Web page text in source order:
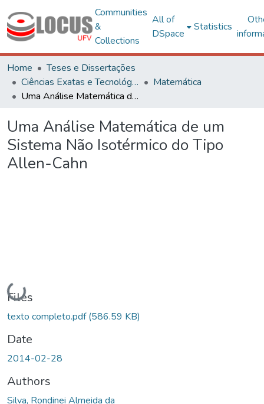
Communities
&
Collections
All of
DSpace
Statistics
Home
Teses e Dissertações
Ciências Exatas e Tecnológicas
Matemática
Uma Análise Matemática de um Sistema Não Isotérmico do Tipo Allen-Cahn
Uma Análise Matemática de um
Sistema Não Isotérmico do Tipo
Allen-Cahn
Loading...
Files
texto completo.pdf(586.59 KB)
Date
2014-02-28
Authors
Silva, Rondinei Almeida da